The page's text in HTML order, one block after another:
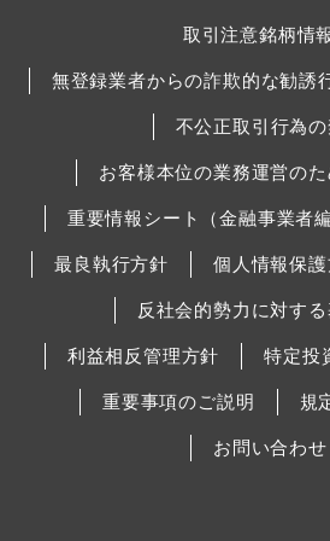
取引注意銘柄情
無登録業者からの詐欺的な勧誘
不公正取引行為の
お客様本位の業務運営の
重要情報シート（金融事業者編
最良執行方針 個人情報保
反社会的勢力に対す
利益相反管理方針 特定投
重要事項のご説明 規
お問い合わせ